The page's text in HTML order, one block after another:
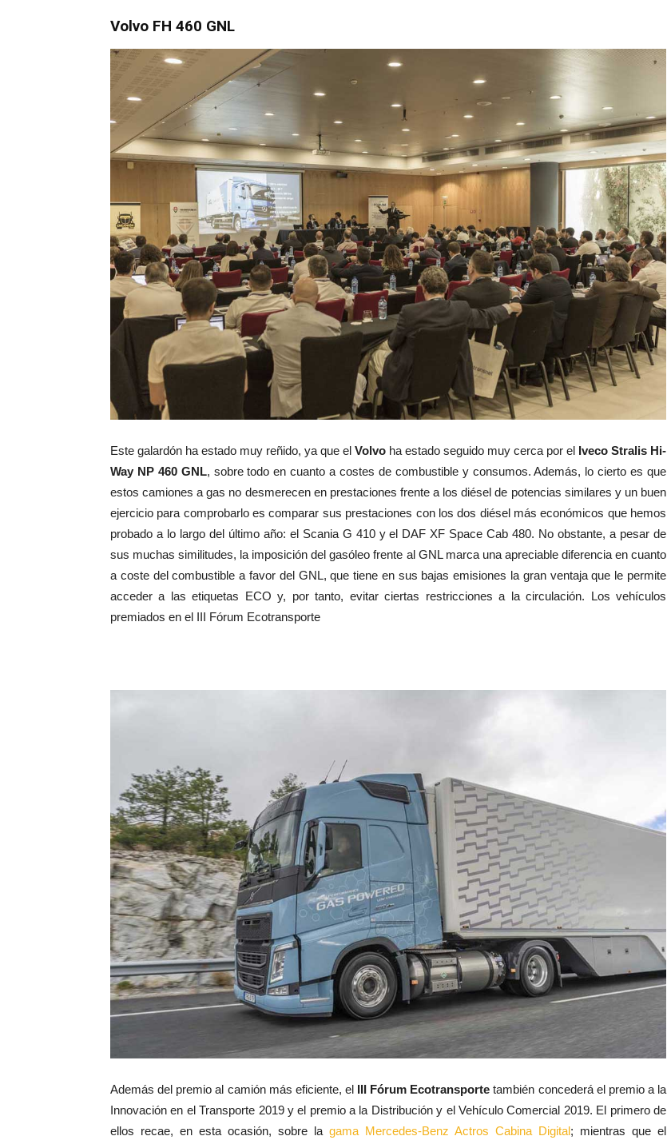
Volvo FH 460 GNL
Este galardón ha estado muy reñido, ya que el Volvo ha estado seguido muy cerca por el Iveco Stralis Hi-
Way NP 460 GNL, sobre todo en cuanto a costes de combustible y consumos. Además, lo cierto es que
estos camiones a gas no desmerecen en prestaciones frente a los diésel de potencias similares y un buen
ejercicio para comprobarlo es comparar sus prestaciones con los dos diésel más económicos que hemos
probado a lo largo del último año: el Scania G 410 y el DAF XF Space Cab 480. No obstante, a pesar de
sus muchas similitudes, la imposición del gasóleo frente al GNL marca una apreciable diferencia en cuanto
a coste del combustible a favor del GNL, que tiene en sus bajas emisiones la gran ventaja que le permite
acceder a las etiquetas ECO y, por tanto, evitar ciertas restricciones a la circulación. Los vehículos
premiados en el III Fórum Ecotransporte
Además del premio al camión más eficiente, el III Fórum Ecotransporte también concederá el premio a la
Innovación en el Transporte 2019 y el premio a la Distribución y el Vehículo Comercial 2019. El primero de
ellos recae, en esta ocasión, sobre la gama Mercedes-Benz Actros Cabina Digital; mientras que el